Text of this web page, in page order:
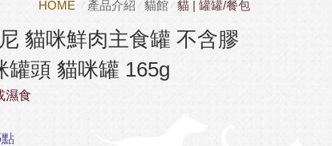
HOME 產品介紹 貓館 貓 | 罐罐/餐包
貓咪鮮肉主食罐 不含膠
罐頭 貓咪罐 165g
濕食